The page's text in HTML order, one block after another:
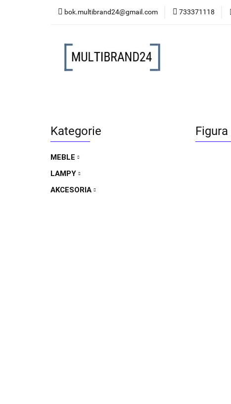
bok.multibrand24@gmail.com 733371118
MEBLE LAMPY
Kategorie
MEBLE
LAMPY
AKCESORIA